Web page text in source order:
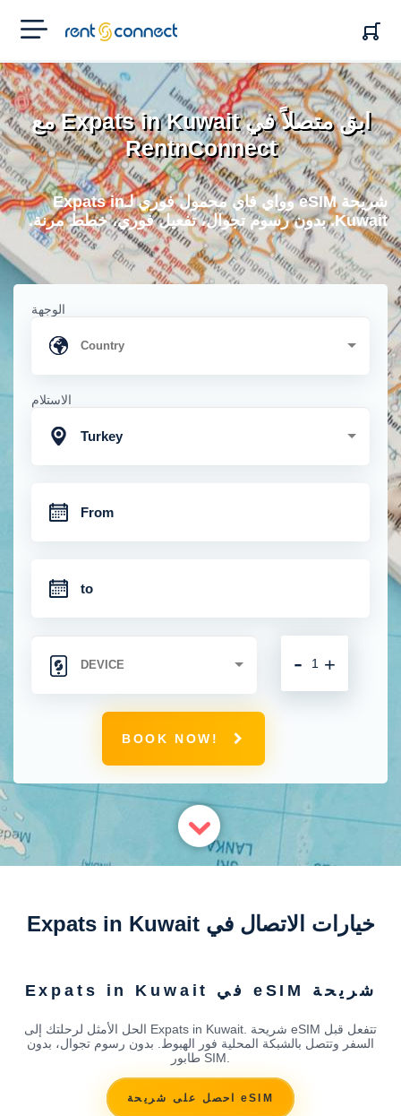
RENT'N
CONNECT
ابق متصلاً في Expats in Kuwait مع
RentnConnect
شريحة eSIM وواي فاي محمول فوري لـExpats in
Kuwait. بدون رسوم تجوال، تفعيل فوري، خطط مرنة.
الوجهة
الاستلام
Turkey
+
-
BOOK NOW!
خيارات الاتصال في Expats in Kuwait
شريحة eSIM في Expats in Kuwait
الحل الأمثل لرحلتك إلى Expats in Kuwait. شريحة eSIM تتفعل قبل
السفر وتتصل بالشبكة المحلية فور الهبوط. بدون رسوم تجوال، بدون
طابور SIM.
احصل على شريحة eSIM